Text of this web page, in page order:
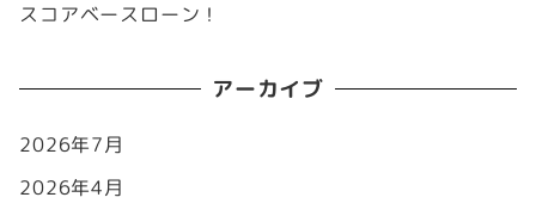
スコアベースローン！
アーカイブ
2026年7月
2026年4月